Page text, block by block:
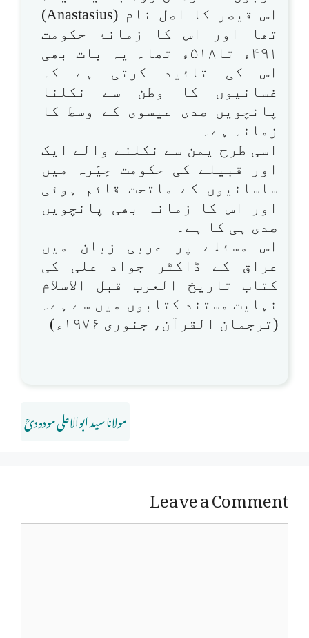
اس قیصر کا اصل نام (Anastasius)
تھا اور اس کا زمانۂ حکومت
۴۹۱ء تا۵۱۸ء تھا۔ یہ بات بھی
اس کی تائید کرتی ہے کہ
غسانیوں کا وطن سے نکلنا
پانچویں صدی عیسوی کے وسط کا
زمانہ ہے۔
اسی طرح یمن سے نکلنے والے ایک
اور قبیلے کی حکومت حِیَرہ میں
ساسانیوں کے ماتحت قائم ہوئی
اور اس کا زمانہ بھی پانچویں
صدی ہی کا ہے۔
اس مسئلے پر عربی زبان میں
عراق کے ڈاکٹر جواد علی کی
کتاب تاریخ العرب قبل الاسلام
نہایت مستند کتابوں میں سے ہے۔
(ترجمان القرآن، جنوری ۱۹۷۶ء)
مولانا سید ابوالاعلی مودودیؒ
Leave a Comment